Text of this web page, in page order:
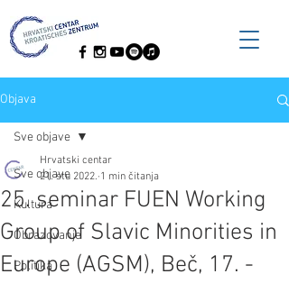
Objava
Sve objave
Kultura
Obrazovanje
Politika
Sve objave
25. seminar FUEN Working
Group of Slavic Minorities in
Europe (AGSM), Beč, 17. -
Hrvatski centar
21. stu 2022. 1 min čitanja